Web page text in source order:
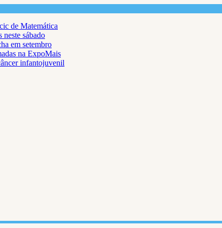
de Matemática
neste sábado
em setembro
na ExpoMais
infantojuvenil